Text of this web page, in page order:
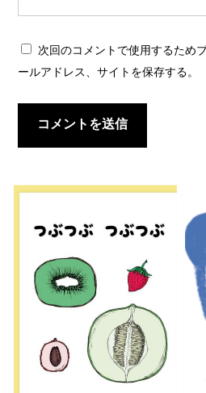
次回のコメントで使用するため
ールアドレス、サイトを保存する。